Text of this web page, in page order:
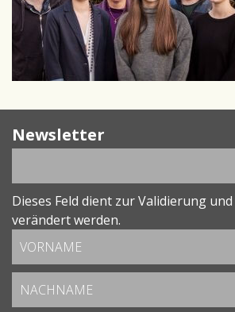
Newsletter
Dieses Feld dient zur Validierung
verändert werden.